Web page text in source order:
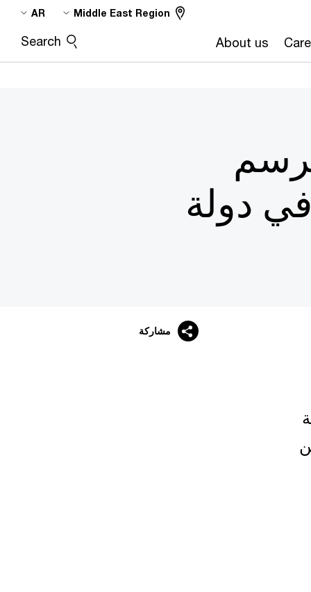
Skip
content
Skip
footer
About us
Middle East Region
AR
Search
في دولة
مشاركة